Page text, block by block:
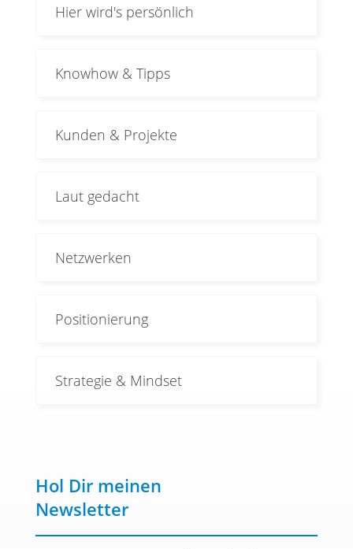
Hier wird's persönlich
Knowhow & Tipps
Kunden & Projekte
Laut gedacht
Netzwerken
Positionierung
Strategie & Mindset
Hol Dir meinen
Newsletter